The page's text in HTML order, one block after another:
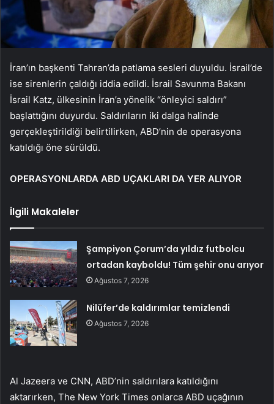
İran’ın başkenti Tahran’da patlama sesleri duyuldu. İsrail’de
ise sirenlerin çaldığı iddia edildi. İsrail Savunma Bakanı
İsrail Katz, ülkesinin İran’a yönelik “önleyici saldırı”
başlattığını duyurdu. Saldırıların iki dalga halinde
gerçekleştirildiği belirtilirken, ABD’nin de operasyona
katıldığı öne sürüldü.
OPERASYONLARDA ABD UÇAKLARI DA YER ALIYOR
İlgili Makaleler
Şampiyon Çorum’da yıldız futbolcu
ortadan kayboldu! Tüm şehir onu arıyor
Ağustos 7, 2026
Nilüfer’de kaldırımlar temizlendi
Ağustos 7, 2026
Al Jazeera ve CNN, ABD’nin saldırılara katıldığını
aktarırken, The New York Times onlarca ABD uçağının